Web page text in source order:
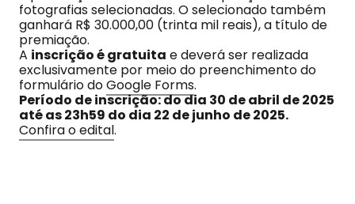
fotografias selecionadas. O selecionado também
ganhará R$ 30.000,00 (trinta mil reais), a título de
premiação.
A inscrição é gratuita e deverá ser realizada
exclusivamente por meio do preenchimento do
formulário doGoogle Forms.
Período de inscrição: do dia 30 de abril de 2025
até as 23h59 do dia 22 de junho de 2025.
Confira o edital.